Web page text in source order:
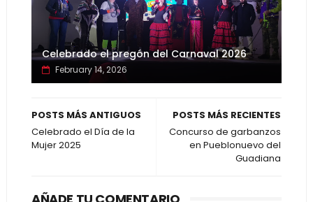
Celebrado el pregón del Carnaval 2026
February 14, 2026
POSTS MÁS RECIENTES
Concurso de garbanzos
en Pueblonuevo del
Guadiana
POSTS MÁS ANTIGUOS
Celebrado el Día de la
Mujer 2025